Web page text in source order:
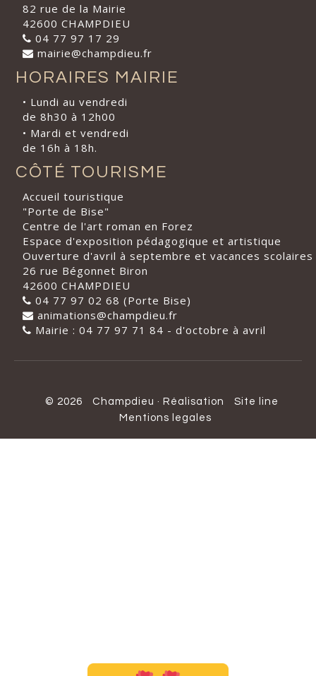
82 rue de la Mairie
42600 CHAMPDIEU
04 77 97 17 29
mairie@champdieu.fr
HORAIRES MAIRIE
• Lundi au vendredi
de 8h30 à 12h00
• Mardi et vendredi
de 16h à 18h.
CÔTÉ TOURISME
Accueil touristique
"Porte de Bise"
Centre de l'art roman en Forez
Espace d'exposition pédagogique et artistique
Ouverture d'avril à septembre et vacances scolaires
26 rue Bégonnet Biron
42600 CHAMPDIEU
04 77 97 02 68 (Porte Bise)
animations@champdieu.fr
Mairie : 04 77 97 71 84 - d'octobre à avril
© 2026 Champdieu · Réalisation
Site line
Mentions legales